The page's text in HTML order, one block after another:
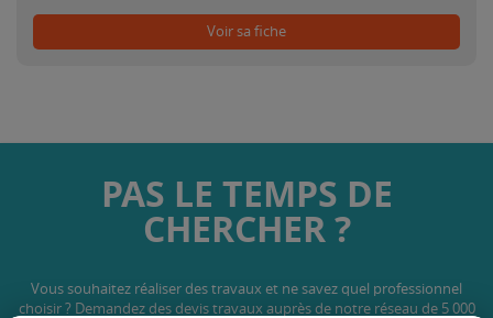
Voir sa fiche
PAS LE TEMPS DE
CHERCHER ?
Vous souhaitez réaliser des travaux et ne savez quel professionnel
choisir ? Demandez des devis travaux auprès de notre réseau de 5 000